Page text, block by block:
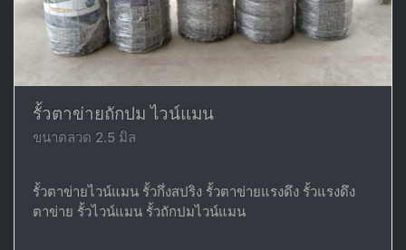
รั้วตาข่ายถักปม ไวน์แมน
ขนาดลวด 2.5 มิล
รั้วตาข่ายไวน์แมน รั้วกึ่งสปริง รั้วตาข่ายแรงดึง รั้วแรงดึง
ตาข่าย รั้วไวน์แมน รั้วถักปมไวน์แมน